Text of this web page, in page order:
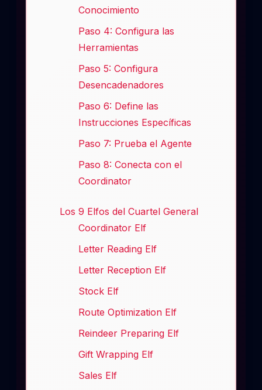
Conocimiento
Paso 4: Configura las
Herramientas
Paso 5: Configura
Desencadenadores
Paso 6: Define las
Instrucciones Específicas
Paso 7: Prueba el Agente
Paso 8: Conecta con el
Coordinator
Los 9 Elfos del Cuartel General
Coordinator Elf
Letter Reading Elf
Letter Reception Elf
Stock Elf
Route Optimization Elf
Reindeer Preparing Elf
Gift Wrapping Elf
Sales Elf